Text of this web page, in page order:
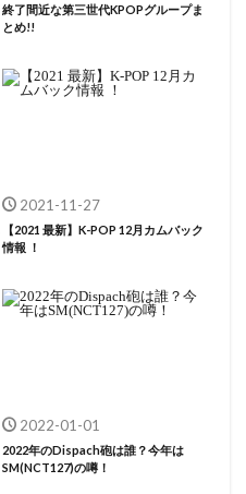
終了間近な第三世代KPOPグループま
とめ!!
2021-11-27
【2021 最新】K-POP 12月カムバック
情報 ！
2022-01-01
2022年のDispach砲は誰？今年は
SM(NCT127)の噂！